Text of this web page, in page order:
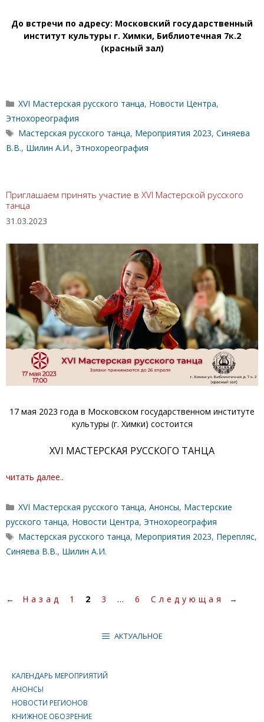
До встречи по адресу: Московский государственный
институт культуры г. Химки, Библиотечная 7к.2
(красный зал)
Рубрики
XVI Мастерская русского танца, Новости Центра,
Этнохореография
Метки
Мастерская русского танца, Мероприятия 2023,Синяева
В.В., Шилин А.И., Этнохореография
Приглашаем принять участие в XVI Мастерской русского
танца
31.03.2023
17 мая 2023 года в Московском государственном институте
культуры (г. Химки) состоится
XVI МАСТЕРСКАЯ РУССКОГО ТАНЦА
читать далее..
Рубрики
XVI Мастерская русского танца,Анонсы, Мастерские
русского танца, Новости Центра, Этнохореография
Метки
Мастерская русского танца, Мероприятия 2023, Перепляс,
Синяева В.В., Шилин А.И.
← Назад Страница
1 Страница
2 Страница
3 … Страница
6 Следующая →
АКТУАЛЬНОЕ
КАЛЕНДАРЬ МЕРОПРИЯТИЙ
АНОНСЫ
НОВОСТИ РЕГИОНОВ
КНИЖНОЕ ОБОЗРЕНИЕ